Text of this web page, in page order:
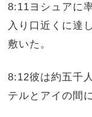
8:11ヨシュアに
入り口近くに達
敷いた。
8:12彼は約五千
テルとアイの間